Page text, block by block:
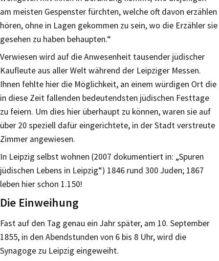
am meisten Gespenster fürchten, welche oft davon erzählen
hören, ohne in Lagen gekommen zu sein, wo die Erzähler sie
gesehen zu haben behaupten.“
Verwiesen wird auf die Anwesenheit tausender jüdischer
Kaufleute aus aller Welt während der Leipziger Messen.
Ihnen fehlte hier die Möglichkeit, an einem würdigen Ort die
in diese Zeit fallenden bedeutendsten jüdischen Festtage
zu feiern. Um dies hier überhaupt zu können, waren sie auf
über 20 speziell dafür eingerichtete, in der Stadt verstreute
Zimmer angewiesen.
In Leipzig selbst wohnen (2007 dokumentiert in: „Spuren
jüdischen Lebens in Leipzig“) 1846 rund 300 Juden; 1867
leben hier schon 1.150!
Die Einweihung
Fast auf den Tag genau ein Jahr später, am 10. September
1855, in den Abendstunden von 6 bis 8 Uhr, wird die
Synagoge zu Leipzig eingeweiht.